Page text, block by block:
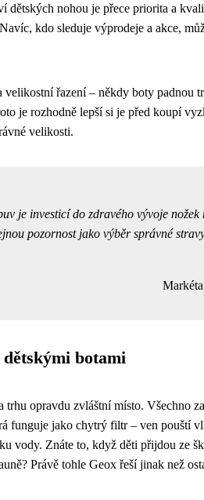
dětských nohou je přece priorita a
kdo sleduje výprodeje a akce,
velikostní řazení – někdy boty padnou
je rozhodně lepší si je před koupí
velikosti.
je investicí do zdravého vývoje nožek
pozornost jako výběr správné
botami
trhu opravdu zvláštní místo. Všechno
funguje jako chytrý filtr – ven pouští
vody. Znáte to, když děti přijdou ze
Právě tohle Geox řeší jinak než